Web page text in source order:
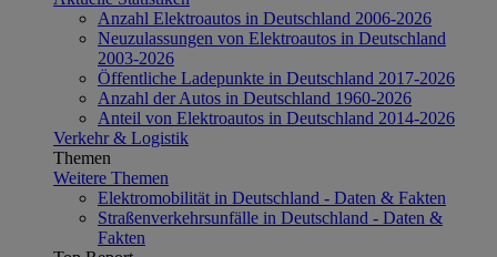
Anzahl Elektroautos in Deutschland 2006-2026
Neuzulassungen von Elektroautos in Deutschland
2003-2026
Öffentliche Ladepunkte in Deutschland 2017-2026
Anzahl der Autos in Deutschland 1960-2026
Anteil von Elektroautos in Deutschland 2014-2026
Verkehr & Logistik
Themen
Weitere Themen
Elektromobilität in Deutschland - Daten & Fakten
Straßenverkehrsunfälle in Deutschland - Daten &
Fakten